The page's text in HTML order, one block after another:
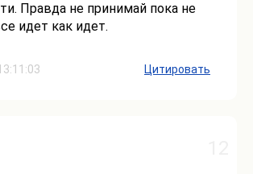
Правда не принимай пока не
идет как идет.
Цитировать